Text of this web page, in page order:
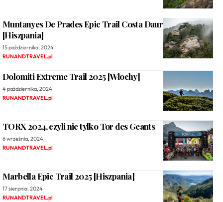
Muntanyes De Prades Epic Trail Costa Daurada 2024
[Hiszpania]
15 października, 2024
RUNANDTRAVEL.pl
Dolomiti Extreme Trail 2025 [Włochy]
4 października, 2024
RUNANDTRAVEL.pl
TORX 2024, czyli nie tylko Tor des Geants
6 września, 2024
RUNANDTRAVEL.pl
Marbella Epic Trail 2025 [Hiszpania]
17 sierpnia, 2024
RUNANDTRAVEL.pl